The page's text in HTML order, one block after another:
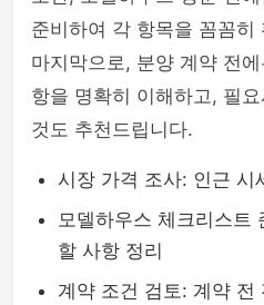
준비하여 각 항목을 꼼꼼히
마지막으로, 분양 계약 전
항을 명확히 이해하고, 필
것도 추천드립니다.
시장 가격 조사: 인근 시
모델하우스 체크리스트
할 사항 정리
계약 조건 검토: 계약 전